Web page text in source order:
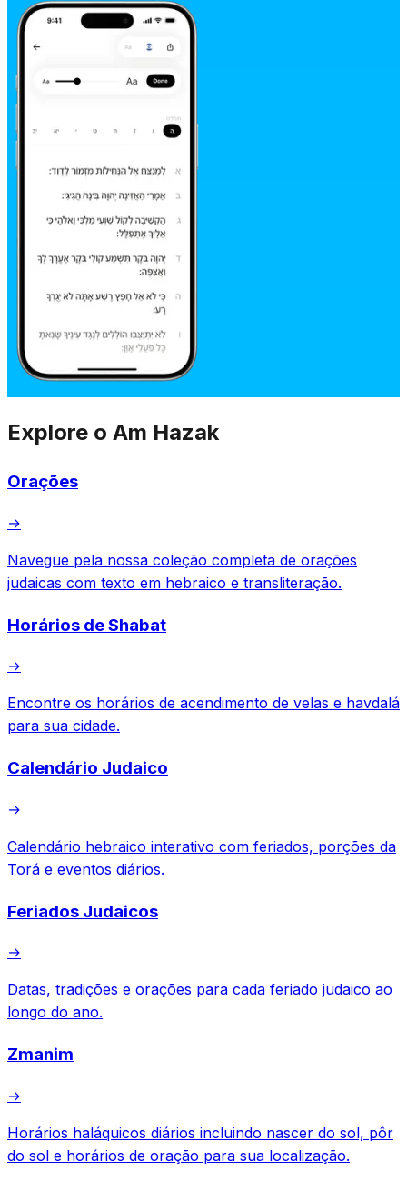
Explore o Am Hazak
Orações
→
Navegue pela nossa coleção completa de orações
judaicas com texto em hebraico e transliteração.
Horários de Shabat
→
Encontre os horários de acendimento de velas e havdalá
para sua cidade.
Calendário Judaico
→
Calendário hebraico interativo com feriados, porções da
Torá e eventos diários.
Feriados Judaicos
→
Datas, tradições e orações para cada feriado judaico ao
longo do ano.
Zmanim
→
Horários haláquicos diários incluindo nascer do sol, pôr
do sol e horários de oração para sua localização.